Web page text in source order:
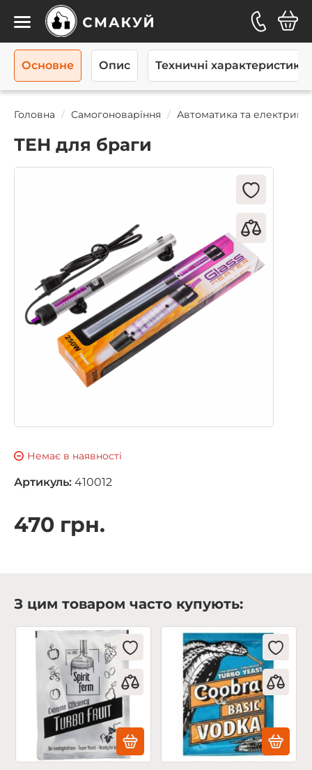
Каталог
Головна Самогоноваріння Автоматика та електрика
ТЕН для браги
Немає в наявності
Артикуль: 410012
470 грн.
З цим товаром часто купують:
Основне Опис Техничні характеристики